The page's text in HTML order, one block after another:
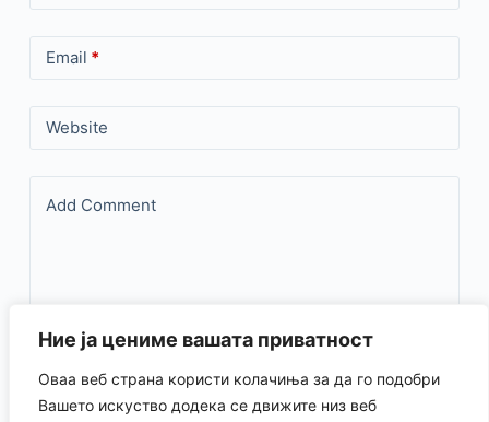
Ние ја цениме вашата приватност
Оваа веб страна користи колачиња за да го подобри
Вашето искуство додека се движите низ веб
Email *
Website
Add Comment
Save my name, email, and website in this browser for the